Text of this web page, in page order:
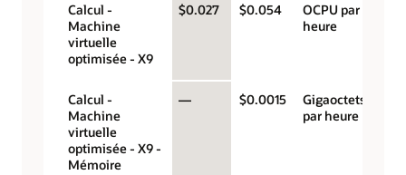
Calcul -
Machine
virtuelle
optimisée - X9
$0.027 $0.054
OCPU par
heure
Calcul -
Machine
virtuelle
optimisée - X9 -
Mémoire
— $0.0015
Gigaoctets
par heure